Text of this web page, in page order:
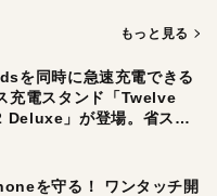
もっと見る
を同時に急速充電できる
充電スタンド「Twelve
」が登場。省スペ
充電したい人にオスス
を守る！ ワンタッチ開